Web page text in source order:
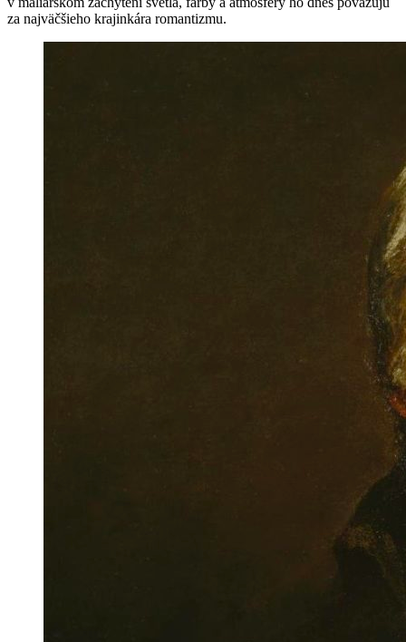
za najväčšieho krajinkára romantizmu.